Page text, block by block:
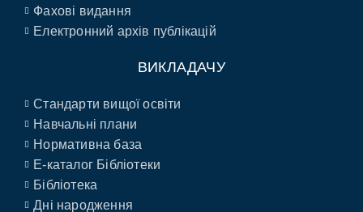
Фахові видання
Електронний архів публікацій
ВИКЛАДАЧУ
Стандарти вищої освіти
Навчальні плани
Нормативна база
E-каталог Бібліотеки
Бібліотека
Дні народження